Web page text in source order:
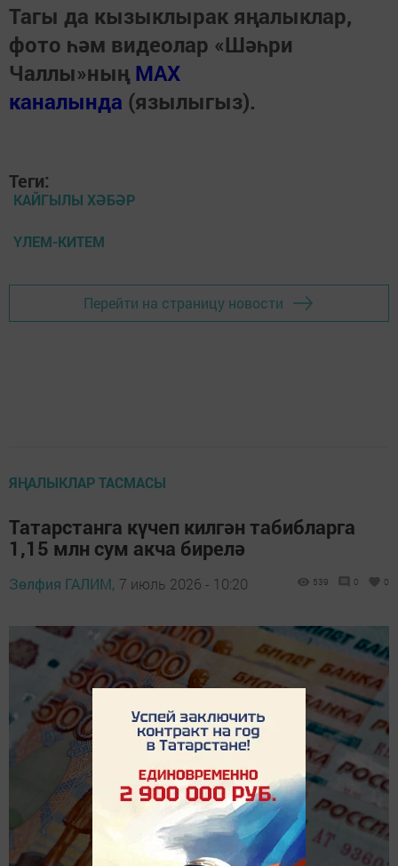
Тагы да кызыклырак яңалыклар,
фото һәм видеолар «Шәһри
Чаллы»ның MAX
каналында (язылыгыз).
Теги:
КАЙГЫЛЫ ХӘБӘР
ҮЛЕМ-КИТЕМ
Перейти на страницу новости
ЯҢАЛЫКЛАР ТАСМАСЫ
Татарстанга күчеп килгән табибларга
1,15 млн сум акча бирелә
Зөлфия ГАЛИМ, 7 июль 2026 - 10:20 539 0 0